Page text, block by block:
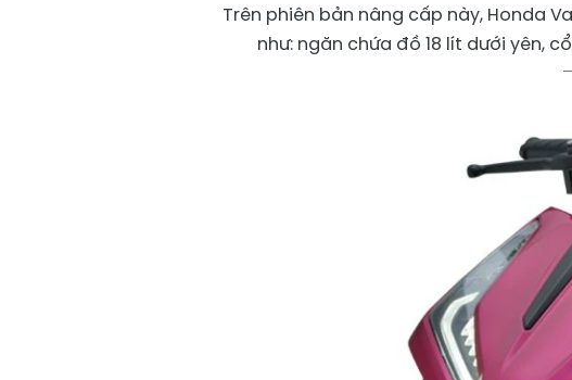
Trên phiên bản nâng cấp này, Honda
như: ngăn chứa đồ 18 lít dưới yên,